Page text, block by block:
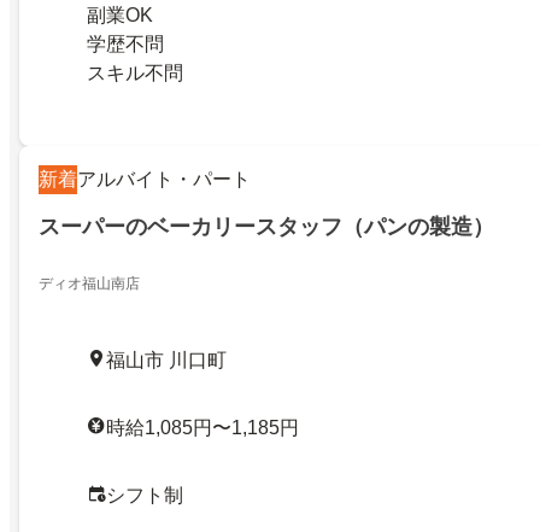
副業OK
学歴不問
スキル不問
新着アルバイト・パート
スーパーのベーカリースタッフ（パンの製造）
ディオ福山南店
福山市 川口町
時給1,085円〜1,185円
シフト制